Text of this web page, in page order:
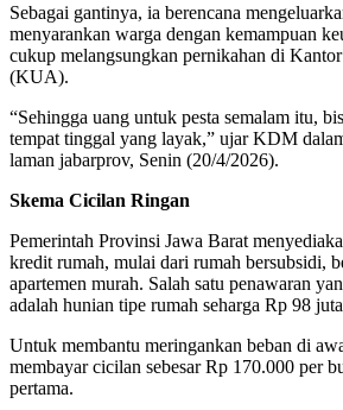
Sebagai gantinya, ia berencana
menyarankan warga dengan kemampuan
cukup melangsungkan pernikahan di
(KUA).
“Sehingga uang untuk pesta semalam itu,
tempat tinggal yang layak,” ujar KDM
laman jabarprov, Senin (20/4/2026).
Skema Cicilan Ringan
Pemerintah Provinsi Jawa Barat
kredit rumah, mulai dari rumah bersubsidi,
apartemen murah. Salah satu penawaran
adalah hunian tipe rumah seharga Rp 98
Untuk membantu meringankan beban di
membayar cicilan sebesar Rp 170.000 per
pertama.